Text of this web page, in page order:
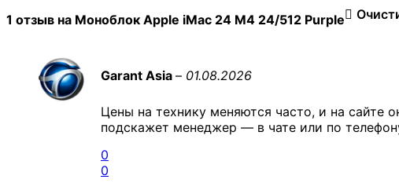
1 отзыв на Моноблок Apple iMac 24 M4 24/512 Purple
Garant Asia – 01.08.2026
Цены на технику меняются часто, и на сайте
подскажет менеджер — в чате или по
0
0